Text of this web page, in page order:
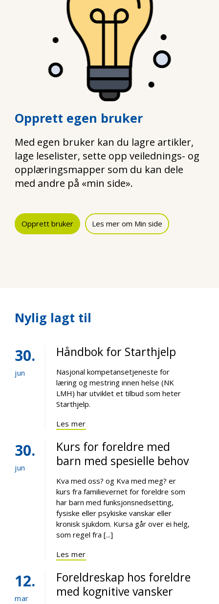
Opprett egen bruker
Med egen bruker kan du lagre artikler,
lage leselister, sette opp veilednings- og
opplæringsmapper som du kan dele
med andre på «min side».
Opprett bruker Les mer om Min side
Nylig lagt til
30
jun
Håndbok for Starthjelp
Nasjonal kompetansetjeneste for
læring og mestring innen helse (NK
LMH) har utviklet et tilbud som heter
Starthjelp.
Les mer
30
jun
Kurs for foreldre med
barn med spesielle behov
Kva med oss? og Kva med meg? er
kurs fra familievernet for foreldre som
har barn med funksjonsnedsetting,
fysiske eller psykiske vanskar eller
kronisk sjukdom. Kursa går over ei helg,
som regel fra [...]
Les mer
12
mar
Foreldreskap hos foreldre
med kognitive vansker